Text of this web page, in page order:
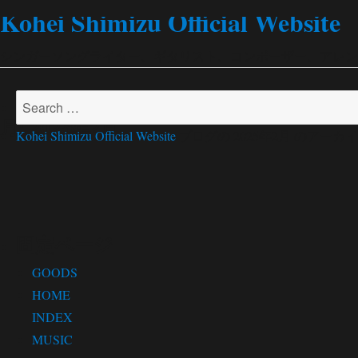
Kohei Shimizu Official Website
月:2025年2月
Search
for:
Kohei Shimizu Official Website
GOODS
HOME
INDEX
MUSIC